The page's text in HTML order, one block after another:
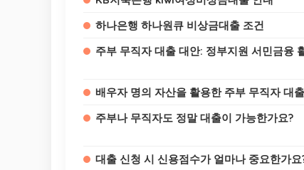
하나은행 하나원큐 비상금대출 조건
주부 무직자 대출 대안: 정부지원 서민금융
배우자 명의 자산을 활용한 주부 무직자 대출
주부나 무직자도 정말 대출이 가능한가요?
대출 신청 시 신용점수가 얼마나 중요한가요